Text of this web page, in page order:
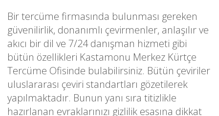
Bir tercüme firmasında bulunması gereken
güvenilirlik, donanımlı çevirmenler, anlaşılır ve
akıcı bir dil ve 7/24 danışman hizmeti gibi
bütün özellikleri Kastamonu Merkez Kürtçe
Tercüme Ofisinde bulabilirsiniz. Bütün çeviriler
uluslararası çeviri standartları gözetilerek
yapılmaktadır. Bunun yanı sıra titizlikle
hazırlanan evraklarınızı gizlilik esasına dikkat